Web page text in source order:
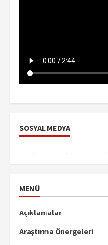
SOSYAL MEDYA
MENÜ
Açıklamalar
Araştırma Önergeleri